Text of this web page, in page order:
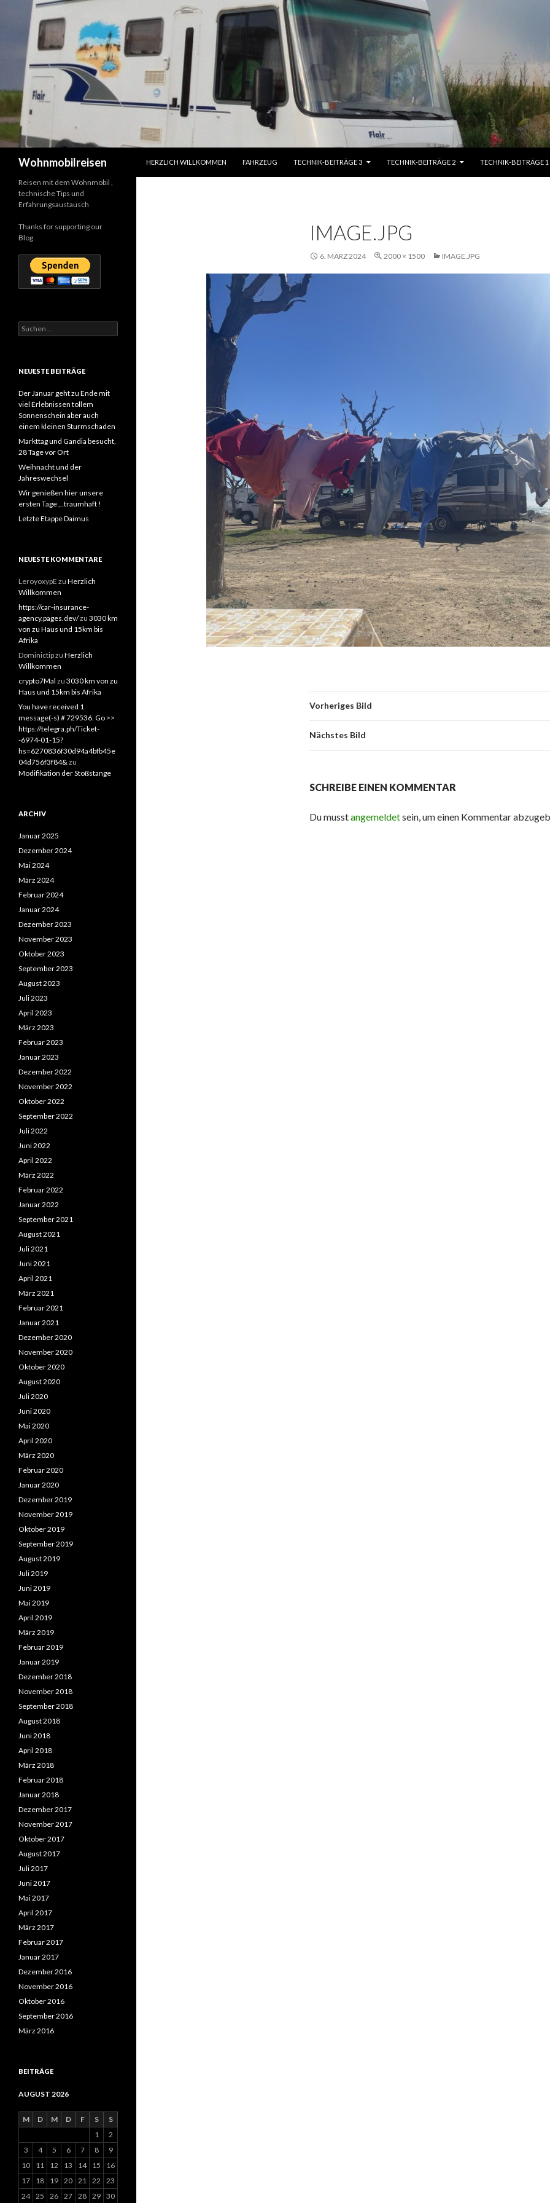
Wohnmobilreisen
HERZLICH WILLKOMMEN
FAHRZEUG TECHNIK-BEITRÄGE 3 TECHNIK-BEITRÄGE 2 TECHNIK-BEITRÄGE 1
IMAGE.JPG
6. MÄRZ 2024 2000 × 1500 IMAGE.JPG
Vorheriges Bild
Nächstes Bild
SCHREIBE EINEN KOMMENTAR
Du musstangemeldetsein, um einen Kommentar
Reisen mit dem Wohnmobil ,
technische Tips und
Erfahrungsaustausch
Thanks for supporting our
Blog
Suchen
nach:
NEUESTE BEITRÄGE
Der Januar geht zu Ende mit
viel Erlebnissen tollem
Sonnenschein aber auch
einem kleinen Sturmschaden
Markttag und Gandia besucht,
28 Tage vor Ort
Weihnacht und der
Jahreswechsel
Wir genießen hier unsere
ersten Tage ,..traumhaft !
Letzte Etappe Daimus
NEUESTE KOMMENTARE
LeroyoxypE zu Herzlich
Willkommen
https://car-insurance-
agency.pages.dev/zu 3030 km
von zu Haus und 15km bis
Afrika
Dominictipzu Herzlich
Willkommen
crypto7Mal zu 3030 km von zu
Haus und 15km bis Afrika
You have received 1
message(-s) # 729536. Go >>
https://telegra.ph/Ticket-
-6974-01-15?
hs=6270836f30d94a4bfb45e
04d756f3f84&zu
Modifikation der Stoßstange
ARCHIV
Januar 2025
Dezember 2024
Mai 2024
März 2024
Februar 2024
Januar 2024
Dezember 2023
November 2023
Oktober 2023
September 2023
August 2023
Juli 2023
April 2023
März 2023
Februar 2023
Januar 2023
Dezember 2022
November 2022
Oktober 2022
September 2022
Juli 2022
Juni 2022
April 2022
März 2022
Februar 2022
Januar 2022
September 2021
August 2021
Juli 2021
Juni 2021
April 2021
März 2021
Februar 2021
Januar 2021
Dezember 2020
November 2020
Oktober 2020
August 2020
Juli 2020
Juni 2020
Mai 2020
April 2020
März 2020
Februar 2020
Januar 2020
Dezember 2019
November 2019
Oktober 2019
September 2019
August 2019
Juli 2019
Juni 2019
Mai 2019
April 2019
März 2019
Februar 2019
Januar 2019
Dezember 2018
November 2018
September 2018
August 2018
Juni 2018
April 2018
März 2018
Februar 2018
Januar 2018
Dezember 2017
November 2017
Oktober 2017
August 2017
Juli 2017
Juni 2017
Mai 2017
April 2017
März 2017
Februar 2017
Januar 2017
Dezember 2016
November 2016
Oktober 2016
September 2016
März 2016
BEITRÄGE
AUGUST 2026
M D M D F S
S
1
2
3
4 5 6 7 8
9
10
11 12 13 14 15
16
17
18 19 20 21 22
23
24 25 26 27 28 29 30